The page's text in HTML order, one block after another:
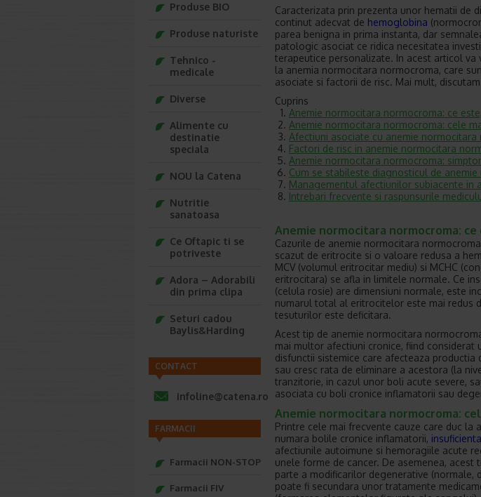
Caracterizata prin prezenta unor hematii de
continut adecvat de hemoglobina
parea benigna in prima instanta, dar
patologic asociat ce ridica necesitatea
terapeutice personalizate. In acest articol
la anemia normocitara normocroma, care
asociate si factorii de risc. Mai mult,
Cuprins
Anemie normocitara normocroma: ce
Anemie normocitara normocroma: cele
Afectiuni asociate cu anemie normocitara
Factori de risc in anemie normocitara
Anemie normocitara normocroma:
Cum se stabileste diagnosticul de
Managementul afectiunilor subiacente in
Intrebari frecvente si raspunsurile
Anemie normocitara normocroma:
Cazurile de anemie normocitara
scazut de eritrocite si o valoare redusa a
MCV (volumul eritrocitar mediu) si MCHC
eritrocitara) se afla in limitele normale. Ce
(celula rosie) are dimensiuni normale, este
numarul total al eritrocitelor este mai redus
tesuturilor este deficitara.
Acest tip de anemie normocitara
mai multor afectiuni cronice, fiind considerat
disfunctii sistemice care afecteaza
sau cresc rata de eliminare a acestora (la
tranzitorie, in cazul unor boli acute severe,
asociata cu boli cronice inflamatorii sau
Anemie normocitara normocroma:
Printre cele mai frecvente cauze care duc la
numara bolile cronice inflamatorii,
afectiunile autoimune si hemoragiile acute
unele forme de cancer. De asemenea,
parte a modificarilor degenerative (normale,
poate fi secundara unor tratamente
Produse BIO
Produse naturiste
Tehnico -
medicale
Diverse
Alimente cu
destinatie
speciala
NOU la Catena
Nutritie
sanatoasa
Ce Oftapic ti se
potriveste
Adora – Adorabili
din prima clipa
Seturi cadou
Baylis&Harding
CONTACT
infoline@catena.ro
FARMACII
Farmacii NON-STOP
Farmacii FIV